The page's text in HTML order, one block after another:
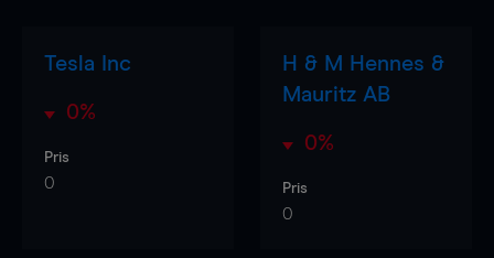
Tesla Inc
0%
Pris
0
H & M Hennes &
Mauritz AB
0%
Pris
0